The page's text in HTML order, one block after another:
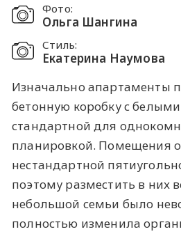
Фото:
Ольга Шангина
Стиль:
Екатерина Наумова
Изначально апартаменты
бетонную коробку с
стандартной для
планировкой. Помещения
нестандартной
поэтому разместить в них
небольшой семьи было
полностью изменила